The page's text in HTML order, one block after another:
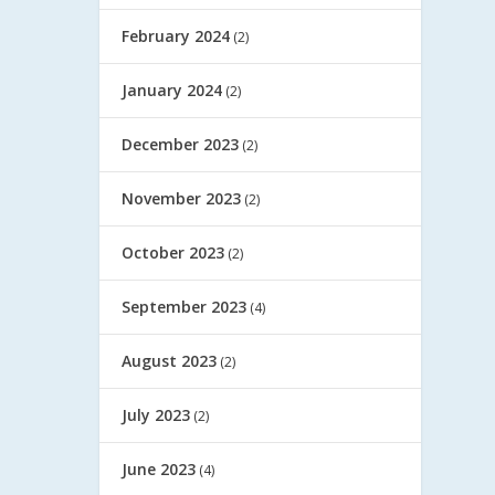
February 2024 (2)
January 2024 (2)
December 2023 (2)
November 2023 (2)
October 2023 (2)
September 2023 (4)
August 2023 (2)
July 2023 (2)
June 2023 (4)